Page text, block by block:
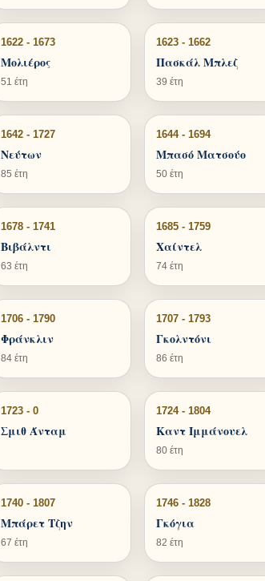
1622 - 1673
Μολιέρος
51 έτη
1623 - 1662
Πασκάλ Μπλεζ
39 έτη
1642 - 1727
Νεύτων
85 έτη
1644 - 1694
Μπασό Ματσούο
50 έτη
1678 - 1741
Βιβάλντι
63 έτη
1685 - 1759
Χαίντελ
74 έτη
1706 - 1790
Φράνκλιν
84 έτη
1707 - 1793
Γκολντόνι
86 έτη
1723 - 0
Σμιθ Άνταμ
1724 - 1804
Καντ Ιμμάνουελ
80 έτη
1740 - 1807
Μπάρετ Τζην
67 έτη
1746 - 1828
Γκόγια
82 έτη